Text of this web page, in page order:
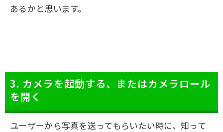
あるかと思います。
3. カメラを起動する、またはカメラロール
を開く
ユーザーから写真を送ってもらいたい時に、知って